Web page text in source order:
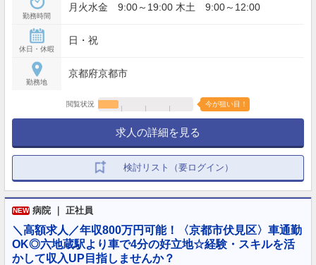
勤務時間
月火水金 9:00～19:00 木土 9:00～12:00
休日・休暇
日・祝
勤務地
京都府京都市
閲覧状況 今が狙い目！
求人の詳細を見る
検討リスト（要ログイン）
NEW 病院 ｜ 正社員
＼高額求人／年収800万円可能！〈京都市伏見区〉車通勤
OK◎六地蔵駅より車で4分の好立地☆経験・スキルを活
かして収入UP目指しませんか？